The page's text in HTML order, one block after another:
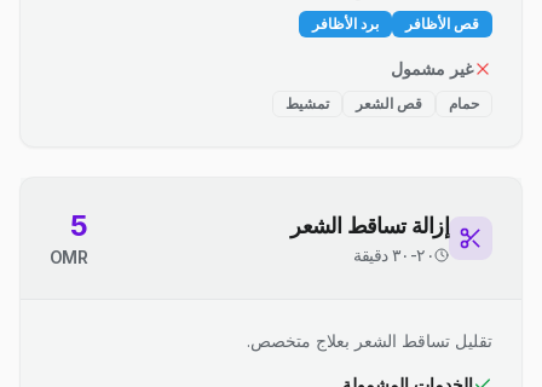
قص الأظافر برد الأظافر
غير مشمول
حمام قص الشعر تمشيط
إزالة تساقط الشعر
٢٠-٣٠ دقيقة
5
OMR
تقليل تساقط الشعر بعلاج متخصص.